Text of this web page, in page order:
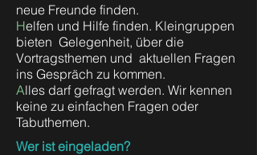
neue Freunde finden.
Helfen und Hilfe finden. Kleingruppen
bieten Gelegenheit, über die
Vortragsthemen und aktuellen Fragen
ins Gespräch zu kommen.
Alles darf gefragt werden. Wir kennen
keine zu einfachen Fragen oder
Tabuthemen.
Wer ist eingeladen?